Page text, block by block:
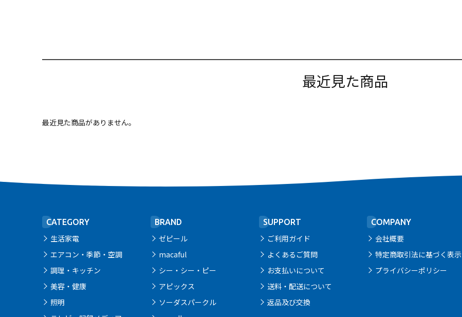
最近見た商品
最近見た商品がありません。
CATEGORY
生活家電
エアコン・季節・空調
調理・キッチン
美容・健康
照明
BRAND
ゼピール
macaful
シー・シー・ピー
アピックス
ソーダスパークル
SUPPORT
ご利用ガイド
よくあるご質問
お支払いについて
送料・配送について
返品及び交換
COMPANY
会社概要
特定商取引法に基づく表示
プライバシーポリシー